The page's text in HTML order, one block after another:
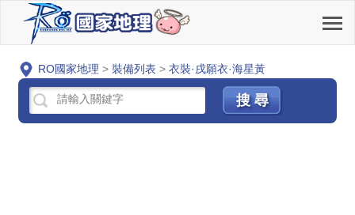
RO國家地理 > 裝備列表 > 衣裝·戌願衣·海星黃